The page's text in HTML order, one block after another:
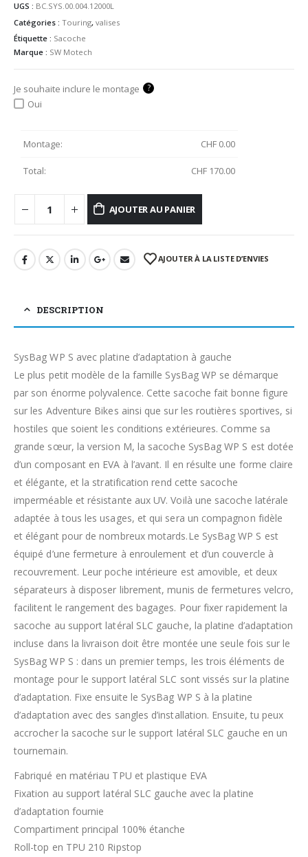
UGS : BC.SYS.00.004.12000L
Catégories : Touring, valises
Étiquette : Sacoche
Marque : SW Motech
Je souhaite inclure le montage ?
Oui
Montage: CHF 0.00
Total: CHF 170.00
AJOUTER AU PANIER
AJOUTER À LA LISTE D’ENVIES
DESCRIPTION
SysBag WP S avec platine d’adaptation à gauche
Le plus petit modèle de la famille SysBag WP se démarque
par son énorme polyvalence. Cette sacoche fait bonne figure
sur les Adventure Bikes ainsi que sur les routières sportives, si
hostiles que soient les conditions extérieures. Comme sa
grande sœur, la version M, la sacoche SysBag WP S est dotée
d’un composant en EVA à l’avant. Il en résulte une forme claire
et élégante, et la stratification rend cette sacoche
imperméable et résistante aux UV. Voilà une sacoche latérale
adaptée à tous les usages, et qui sera un compagnon fidèle
et élégant pour de nombreux motards.Le SysBag WP S est
équipé d’une fermeture à enroulement et d’un couvercle à
recouvrement. Leur poche intérieure est amovible, et deux
séparateurs à disposer librement, munis de fermetures velcro,
facilitent le rangement des bagages. Pour fixer rapidement la
sacoche au support latéral SLC gauche, la platine d’adaptation
incluse dans la livraison doit être montée une seule fois sur le
SysBag WP S : dans un premier temps, les trois éléments de
montage pour le support latéral SLC sont vissés sur la platine
d’adaptation. Fixe ensuite le SysBag WP S à la platine
d’adaptation avec des sangles d’installation. Ensuite, tu peux
accrocher la sacoche sur le support latéral SLC gauche en un
tournemain.
Fabriqué en matériau TPU et plastique EVA
Fixation au support latéral SLC gauche avec la platine
d’adaptation fournie
Compartiment principal 100% étanche
Roll-top en TPU 210 Ripstop